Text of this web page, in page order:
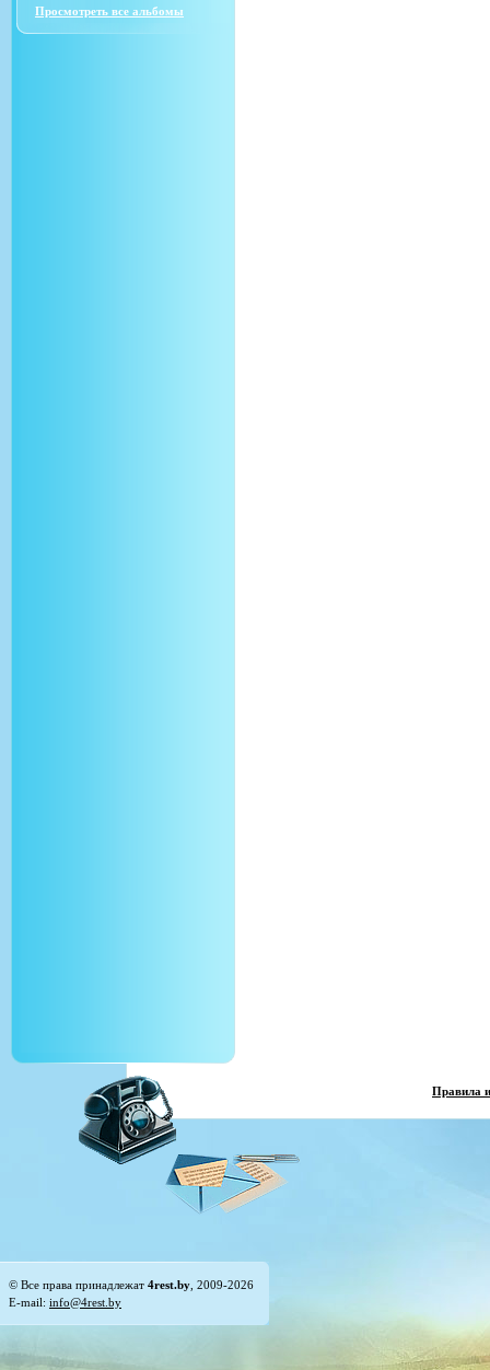
Просмотреть все альбомы
Правила
© Все права принадлежат 4rest.by , 2009-2026
E-mail: info@4rest.by